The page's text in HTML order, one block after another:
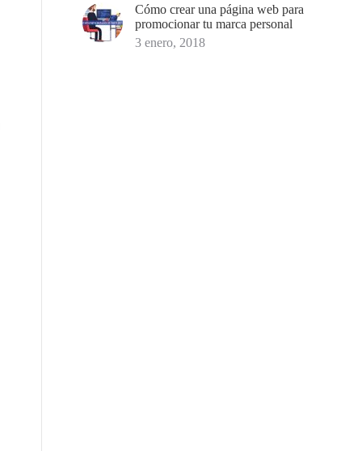
Cómo crear una página web para
promocionar tu marca personal
3 enero, 2018